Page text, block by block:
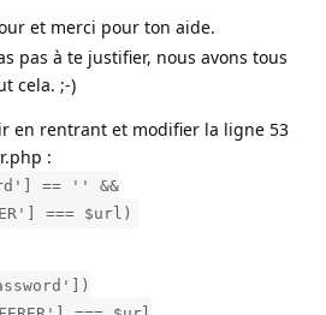
et merci pour ton aide.
pas à te justifier, nous avons tous
cela. ;-)
en rentrant et modifier la ligne 53
:
== '' &&
=== $url)